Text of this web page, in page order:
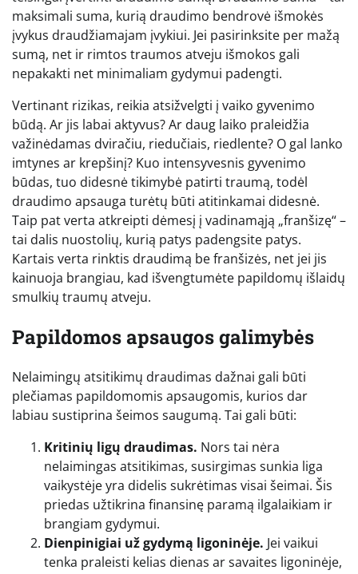
maksimali suma, kurią draudimo bendrovė išmokės
įvykus draudžiamajam įvykiui. Jei pasirinksite per mažą
sumą, net ir rimtos traumos atveju išmokos gali
nepakakti net minimaliam gydymui padengti.
Vertinant rizikas, reikia atsižvelgti į vaiko gyvenimo
būdą. Ar jis labai aktyvus? Ar daug laiko praleidžia
važinėdamas dviračiu, riedučiais, riedlente? O gal lanko
imtynes ar krepšinį? Kuo intensyvesnis gyvenimo
būdas, tuo didesnė tikimybė patirti traumą, todėl
draudimo apsauga turėtų būti atitinkamai didesnė.
Taip pat verta atkreipti dėmesį į vadinamąją „franšizę“ –
tai dalis nuostolių, kurią patys padengsite patys.
Kartais verta rinktis draudimą be franšizės, net jei jis
kainuoja brangiau, kad išvengtumėte papildomų išlaidų
smulkių traumų atveju.
Papildomos apsaugos galimybės
Nelaimingų atsitikimų draudimas dažnai gali būti
plečiamas papildomomis apsaugomis, kurios dar
labiau sustiprina šeimos saugumą. Tai gali būti:
Kritinių ligų draudimas. Nors tai nėra
nelaimingas atsitikimas, susirgimas sunkia liga
vaikystėje yra didelis sukrėtimas visai šeimai. Šis
priedas užtikrina finansinę paramą ilgalaikiam ir
brangiam gydymui.
Dienpinigiai už gydymą ligoninėje. Jei vaikui
tenka praleisti kelias dienas ar savaites ligoninėje,